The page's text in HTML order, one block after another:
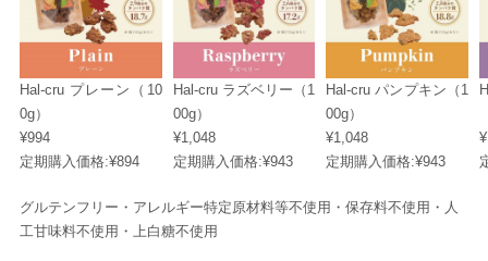
Hal-cru プレーン（10
0g）
¥994
定期購入価格:¥894
Hal-cru ラズベリー（1
00g）
¥1,048
定期購入価格:¥943
Hal-cru パンプキン（1
00g）
¥1,048
定期購入価格:¥943
グルテンフリー・アレルギー特定原材料等不使用・保存料不使用・人
工甘味料不使用・上白糖不使用